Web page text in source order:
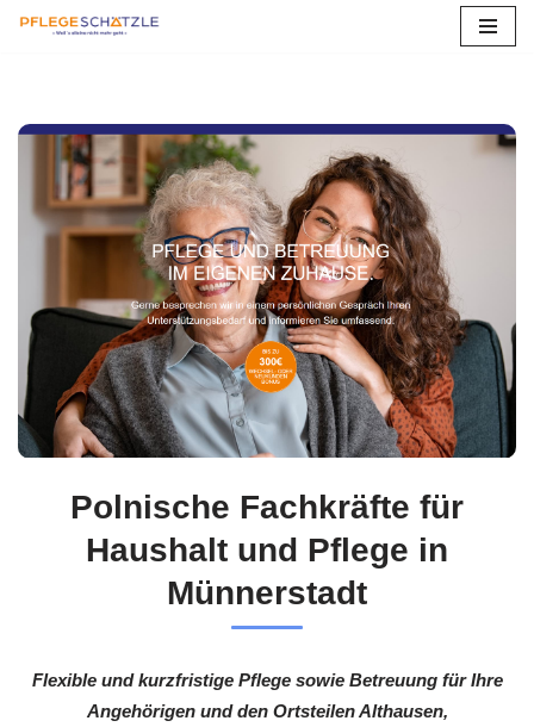
springen
Polnische Fachkräfte für
Haushalt und Pflege in
Münnerstadt
Flexible und kurzfristige Pflege sowie Betreuung für Ihre
Angehörigen und den Ortsteilen Althausen,